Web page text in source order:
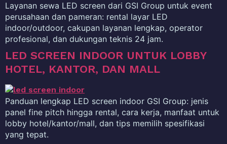
Layanan sewa LED screen dari GSI Group untuk event
perusahaan dan pameran: rental layar LED
indoor/outdoor, cakupan layanan lengkap, operator
profesional, dan dukungan teknis 24 jam.
LED SCREEN INDOOR UNTUK LOBBY
HOTEL, KANTOR, DAN MALL
Panduan lengkap LED screen indoor GSI Group: jenis
panel fine pitch hingga rental, cara kerja, manfaat untuk
lobby hotel/kantor/mall, dan tips memilih spesifikasi
yang tepat.